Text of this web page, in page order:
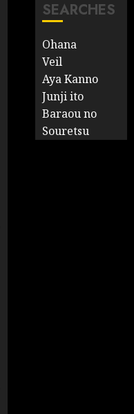
SEARCHES
Ohana
Veil
Aya Kanno
Junji ito
Baraou no
Souretsu